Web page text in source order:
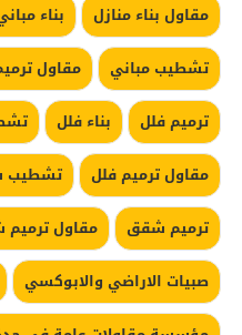
مقاول بناء منازل
بناء
تشطيب مباني
مقاول
ترميم فلل
بناء فلل
مقاول ترميم فلل
ترميم شقق
مقاول
صبيات الاراضي والابوكسي